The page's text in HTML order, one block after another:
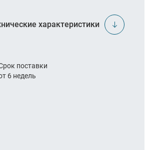
характеристики
поставки
6 недель